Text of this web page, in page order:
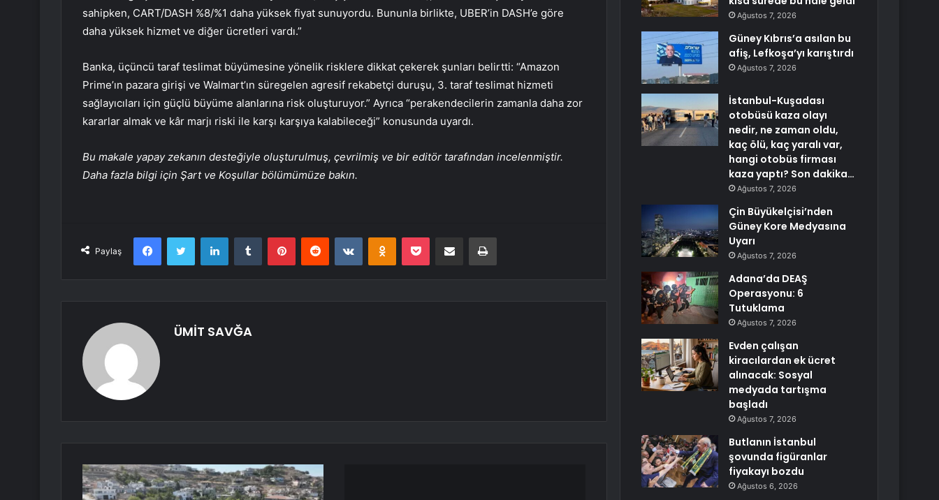
sahipken, CART/DASH %8/%1 daha yüksek fiyat sunuyordu. Bununla birlikte, UBER’in DASH’e göre
daha yüksek hizmet ve diğer ücretleri vardı.”
Banka, üçüncü taraf teslimat büyümesine yönelik risklere dikkat çekerek şunları belirtti: “Amazon
Prime’ın pazara girişi ve Walmart’ın süregelen agresif rekabetçi duruşu, 3. taraf teslimat hizmeti
sağlayıcıları için güçlü büyüme alanlarına risk oluşturuyor.” Ayrıca “perakendecilerin zamanla daha zor
kararlar almak ve kâr marjı riski ile karşı karşıya kalabileceği” konusunda uyardı.
Bu makale yapay zekanın desteğiyle oluşturulmuş, çevrilmiş ve bir editör tarafından incelenmiştir.
Daha fazla bilgi için Şart ve Koşullar bölümümüze bakın.
Paylaş
FacebookTwitter LinkedInTumblr PinterestReddit VKontakteOdnoklassniki
Pocket E-Posta ile paylaş Yazdır
ÜMİT SAVĞA
Ağustos 7, 2026
Güney Kıbrıs’a asılan bu
afiş, Lefkoşa’yı karıştırdı
Ağustos 7, 2026
İstanbul-Kuşadası
otobüsü kaza olayı
nedir, ne zaman oldu,
kaç ölü, kaç yaralı var,
hangi otobüs firması
kaza yaptı? Son dakika…
Ağustos 7, 2026
Çin Büyükelçisi’nden
Güney Kore Medyasına
Uyarı
Ağustos 7, 2026
Adana’da DEAŞ
Operasyonu: 6
Tutuklama
Ağustos 7, 2026
Evden çalışan
kiracılardan ek ücret
alınacak: Sosyal
medyada tartışma
başladı
Ağustos 7, 2026
Butlanın İstanbul
şovunda figüranlar
fiyakayı bozdu
Ağustos 6, 2026